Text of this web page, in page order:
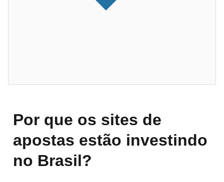
Por que os sites de
apostas estão investindo
no Brasil?